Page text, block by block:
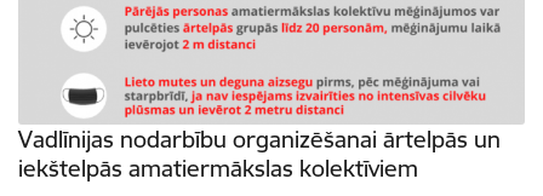
Vadlīnijas nodarbību organizēšanai ārtelpās un
iekštelpās amatiermākslas kolektīviem